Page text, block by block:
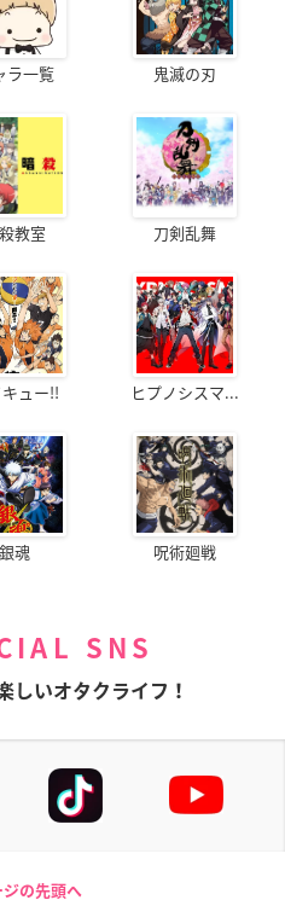
ラ一覧 鬼滅の刃
教室 刀剣乱舞
ュー!! ヒプノシスマ...
銀魂 呪術廻戦
SNS
しいオタクライフ！
ジの先頭へ